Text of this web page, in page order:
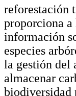
reforestación
proporciona a
información
especies
la gestión del
almacenar
biodiversidad